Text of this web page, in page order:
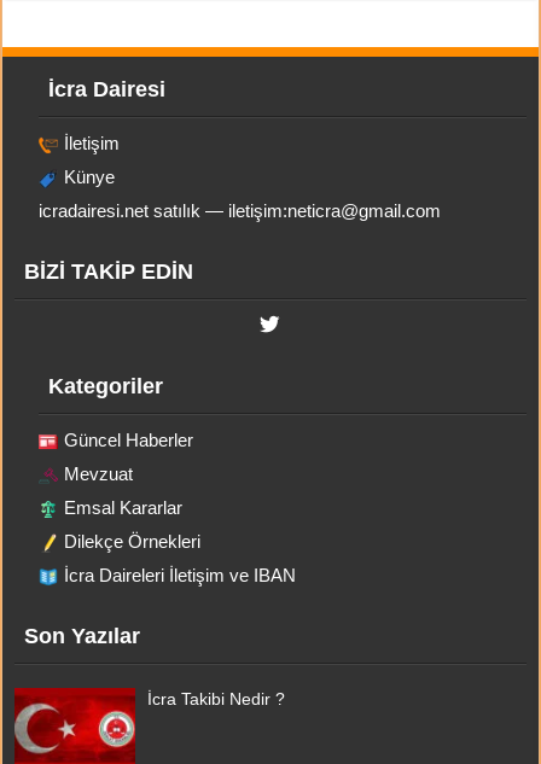
İcra Dairesi
İletişim
Künye
icradairesi.net satılık — iletişim:neticra@gmail.com
BİZİ TAKİP EDİN
Kategoriler
Güncel Haberler
Mevzuat
Emsal Kararlar
Dilekçe Örnekleri
İcra Daireleri İletişim ve IBAN
Son Yazılar
İcra Takibi Nedir ?